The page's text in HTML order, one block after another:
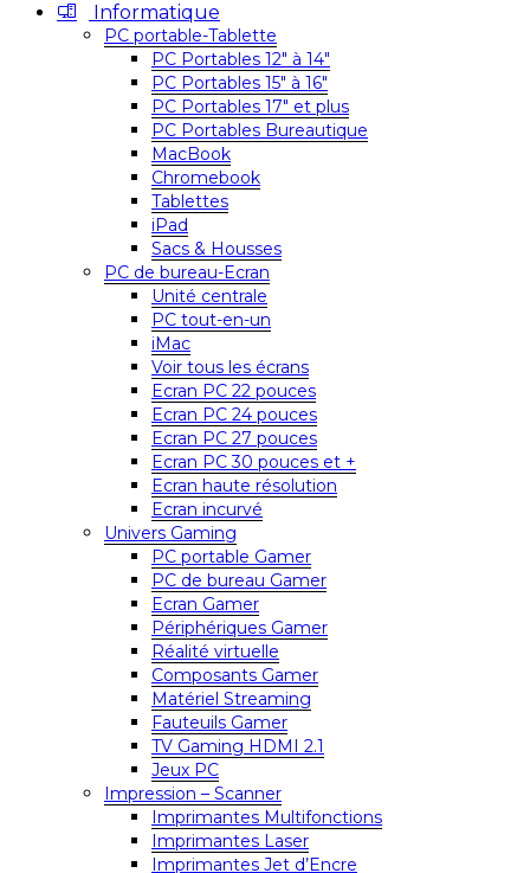
Informatique
PC portable-Tablette
PC Portables 12″ à 14″
PC Portables 15″ à 16″
PC Portables 17″ et plus
PC Portables Bureautique
MacBook
Chromebook
Tablettes
iPad
Sacs & Housses
PC de bureau-Ecran
Unité centrale
PC tout-en-un
iMac
Voir tous les écrans
Ecran PC 22 pouces
Ecran PC 24 pouces
Ecran PC 27 pouces
Ecran PC 30 pouces et +
Ecran haute résolution
Ecran incurvé
Univers Gaming
PC portable Gamer
PC de bureau Gamer
Ecran Gamer
Périphériques Gamer
Réalité virtuelle
Composants Gamer
Matériel Streaming
Fauteuils Gamer
TV Gaming HDMI 2.1
Jeux PC
Impression – Scanner
Imprimantes Multifonctions
Imprimantes Laser
Imprimantes Jet d’Encre